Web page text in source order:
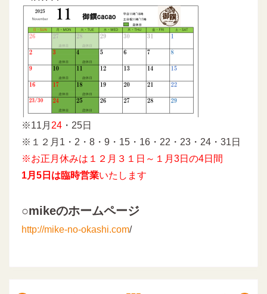
※11月 24 ・25日
※１２月1・2・8・9・15・16・22・23・24・31日
※お正月休みは１２月３１日～１月3日の4日間
1月5日は臨時営業いたします
○mikeのホームページ
http://mike-no-okashi.com/